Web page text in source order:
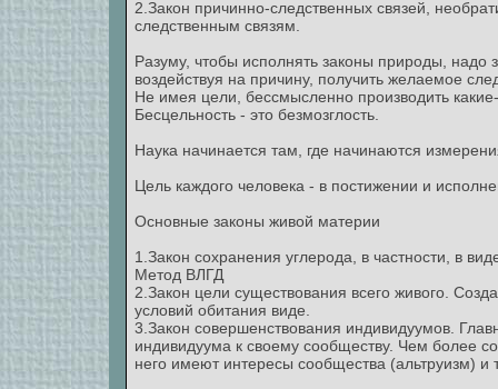
2.Закон причинно-следственных связей,
следственным связям.
Разуму, чтобы исполнять законы природы, надо
воздействуя на причину, получить желаемое
Не имея цели, бессмысленно производить
Бесцельность - это безмозглость.
Наука начинается там, где начинаются
Цель каждого человека - в постижении и
Основные законы живой материи
1.Закон сохранения углерода, в частности, в
Метод ВЛГД
2.Закон цели существования всего живого.
условий обитания виде.
3.Закон совершенствования индивидуумов.
индивидуума к своему сообществу. Чем более
него имеют интересы сообщества (альтруизм)